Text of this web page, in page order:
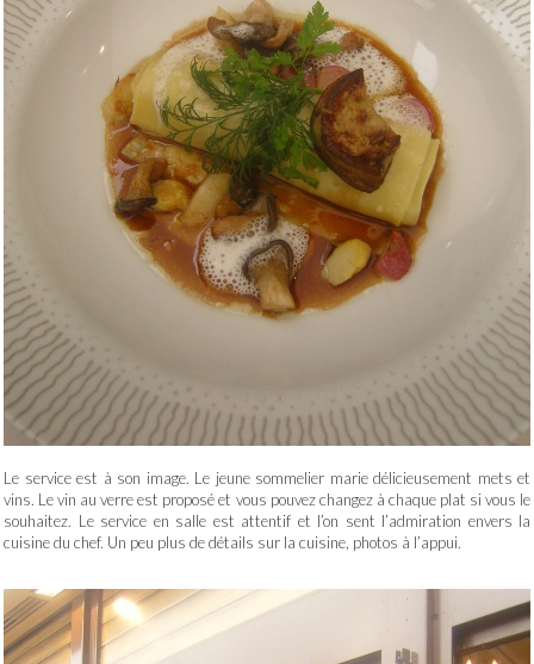
Le service est à son image. Le jeune sommelier marie délicieusement mets et
vins. Le vin au verre est proposé et vous pouvez changez à chaque plat si vous le
souhaitez. Le service en salle est attentif et l’on sent l’admiration envers la
cuisine du chef. Un peu plus de détails sur la cuisine, photos à l’appui.